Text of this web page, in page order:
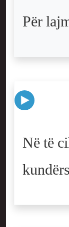
Për
Në të